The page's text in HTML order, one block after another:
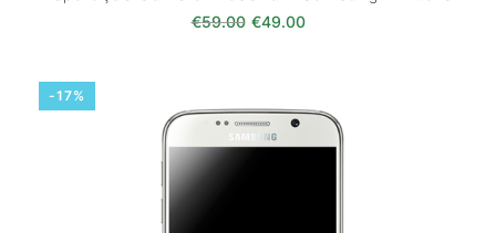
€59.00 O preço original era: €59.00.
€49.00O preço atual é:
-17%